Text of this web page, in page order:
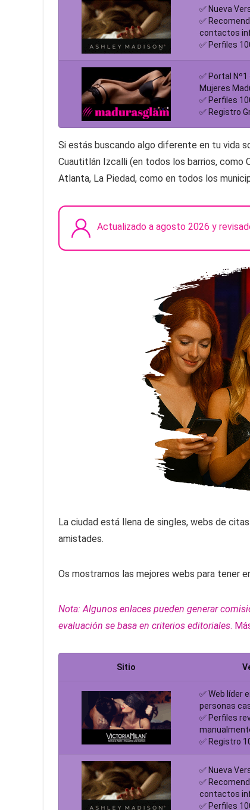
✅ Nueva
✅
contactos
✅ Perfiles
✅ Portal
Mujeres
✅ Perfiles
✅ Registro
Si estás buscando algo diferente en tu vida
Cuautitlán Izcalli (en todos los barrios, como
Atlanta, La Piedad, como en todos los
Actualizado a agosto 2026 y
La ciudad está llena de singles, webs de
amistades.
Os mostramos las mejores webs para tener
Nota: Algunos enlaces pueden generar
evaluación se basa en criterios editoriales.
Sitio
✅ Web líder
personas
✅ Perfiles
✅ Registro
✅ Nueva
✅
contactos
✅ Perfiles